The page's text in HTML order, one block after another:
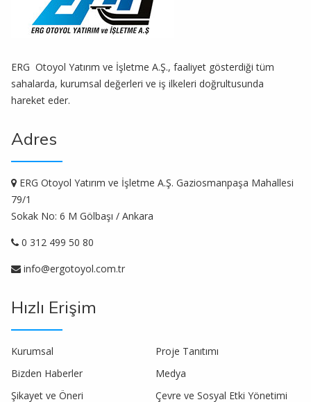
ERG Otoyol Yatırım ve İşletme A.Ş., faaliyet gösterdiği tüm
sahalarda, kurumsal değerleri ve iş ilkeleri doğrultusunda
hareket eder.
Adres
ERG Otoyol Yatırım ve İşletme A.Ş. Gaziosmanpaşa Mahallesi
79/1
Sokak No: 6 M Gölbaşı / Ankara
0 312 499 50 80
info@ergotoyol.com.tr
Hızlı Erişim
Kurumsal
Proje Tanıtımı
Bizden Haberler
Medya
Şikayet ve Öneri
Çevre ve Sosyal Etki Yönetimi